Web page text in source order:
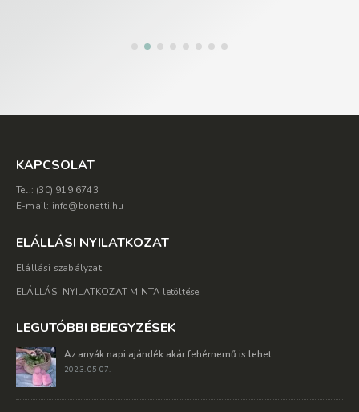
KAPCSOLAT
Tel.: (30) 919 6743
E-mail: info@bonatti.hu
ELÁLLÁSI NYILATKOZAT
Elállási szabályzat
ELÁLLÁSI NYILATKOZAT MINTA letöltése
LEGUTÓBBI BEJEGYZÉSEK
Az anyák napi ajándék akár fehérnemű is lehet
2023. 05 07.